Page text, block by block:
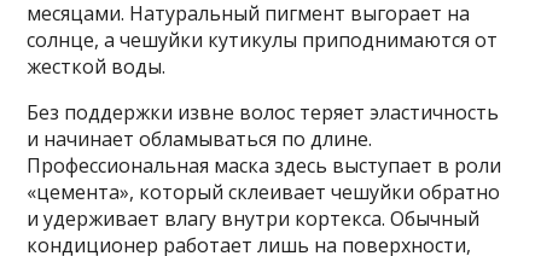
месяцами. Натуральный пигмент выгорает на
солнце, а чешуйки кутикулы приподнимаются от
жесткой воды.
Без поддержки извне волос теряет эластичность
и начинает обламываться по длине.
Профессиональная маска здесь выступает в роли
«цемента», который склеивает чешуйки обратно
и удерживает влагу внутри кортекса. Обычный
кондиционер работает лишь на поверхности,